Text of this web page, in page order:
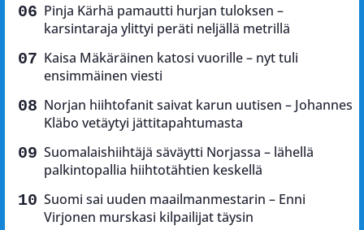
Pinja Kärhä pamautti hurjan tuloksen –
karsintaraja ylittyi peräti neljällä metrillä
Kaisa Mäkäräinen katosi vuorille – nyt tuli
ensimmäinen viesti
Norjan hiihtofanit saivat karun uutisen – Johannes
Kläbo vetäytyi jättitapahtumasta
Suomalaishiihtäjä säväytti Norjassa – lähellä
palkintopallia hiihtotähtien keskellä
Suomi sai uuden maailmanmestarin – Enni
Virjonen murskasi kilpailijat täysin